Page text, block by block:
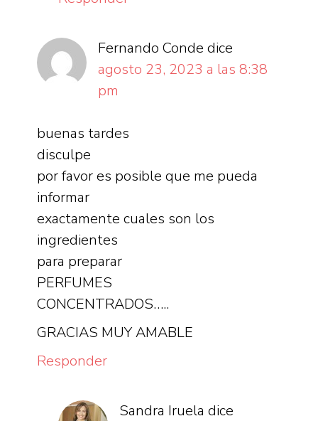
Fernando Conde dice
agosto 23, 2023 a las 8:38
pm
buenas tardes
disculpe
por favor es posible que me pueda
informar
exactamente cuales son los
ingredientes
para preparar
PERFUMES
CONCENTRADOS…..
GRACIAS MUY AMABLE
Responder
Sandra Iruela dice